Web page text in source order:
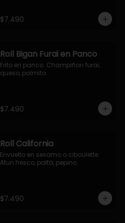
$7.490
Roll Bigan Furai en Panco
Frito en panco. Champiñon furai,
queso, palmito.
$7.490
Roll California
Envuelto en sesamo o ciboulette.
Atun fresco, palta, pepino.
$7.490